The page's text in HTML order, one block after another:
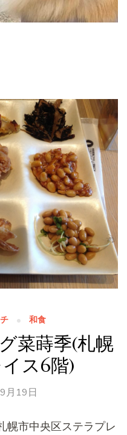
和食
菜蒔季(札幌
ス6階)
月19日
幌市中央区ステラプレ